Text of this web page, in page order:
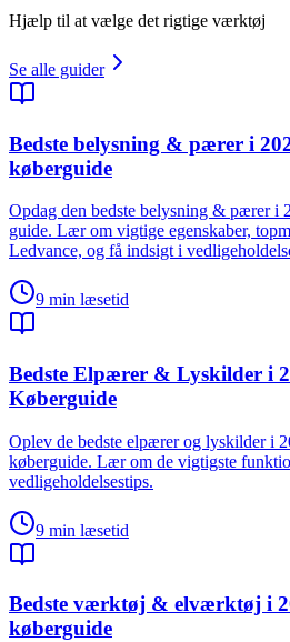
Hjælp til at vælge det rigtige værktøj
Se alle guider
Bedste belysning & pærer i
køberguide
Opdag den bedste belysning & pærer i
guide. Lær om vigtige egenskaber,
Ledvance, og få indsigt i
9 min læsetid
Bedste Elpærer & Lyskilder i
Køberguide
Oplev de bedste elpærer og lyskilder i
køberguide. Lær om de vigtigste
vedligeholdelsestips.
9 min læsetid
Bedste værktøj & elværktøj i
køberguide